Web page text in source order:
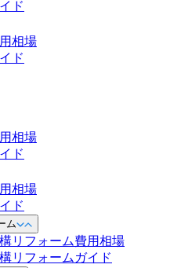
ド
相場
ド
相場
ド
相場
ド
ム
リフォーム費用相場
リフォームガイド